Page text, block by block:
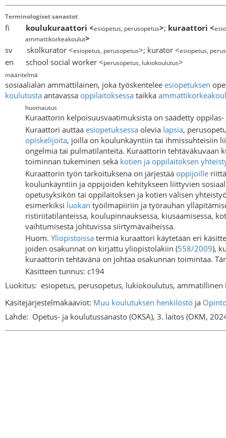
Terminologiset sanastot
fi koulukuraattori <esiopetus, perusopetus>; kuraattori <
ammattikorkeakoulut>
sv skolkurator <esiopetus, perusopetus>; kurator <esiopetus,
en school social worker <perusopetus, lukiokoulutus>
määritelmä
sosiaalialan ammattilainen, joka työskentelee esiopetuksen
koulutusta antavassa oppilaitoksessa taikka
huomautus
Kuraattorin kelpoisuusvaatimuksista on säädetty
Kuraattori auttaa esiopetuksessa olevia lapsia,
opiskelijoita, joilla on koulunkäyntiin tai ihmissuhteisiin
ongelmia tai pulmatilanteita. Kuraattorin
toiminnan tukeminen sekä kotien ja oppilaitoksen
Kuraattorin työn tarkoituksena on järjestää oppijoille
koulunkäyntiin ja oppijoiden kehitykseen liittyvien
opetusyksikön tai oppilaitoksen ja kotien välisen
esimerkiksi luokan työilmapiiriin ja työrauhan
ristiriitatilanteissa, koulupinnauksessa, kiusaamisessa,
vaihtumisesta johtuvissa siirtymävaiheissa.
Huom. Yliopistoissa termiä kuraattori käytetään eri
joiden osakunnat on kirjattu yliopistolakiin (558/2009),
kuraattorin tehtävänä on johtaa osakunnan toimintaa.
Käsitteen tunnus: c194
Luokitus: esiopetus, perusopetus, lukiokoulutus, ammatillinen
Käsitejärjestelmäkaaviot: Muu koulutuksen henkilöstö ja
Lähde: Opetus- ja koulutussanasto (OKSA), 3. laitos (OKM,